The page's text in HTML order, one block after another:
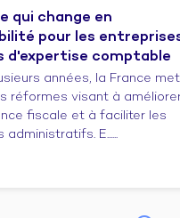
qui change en
pour les
d'expertise comptable
années, la France
réformes visant à
fiscale et à faciliter les
administratifs. E......